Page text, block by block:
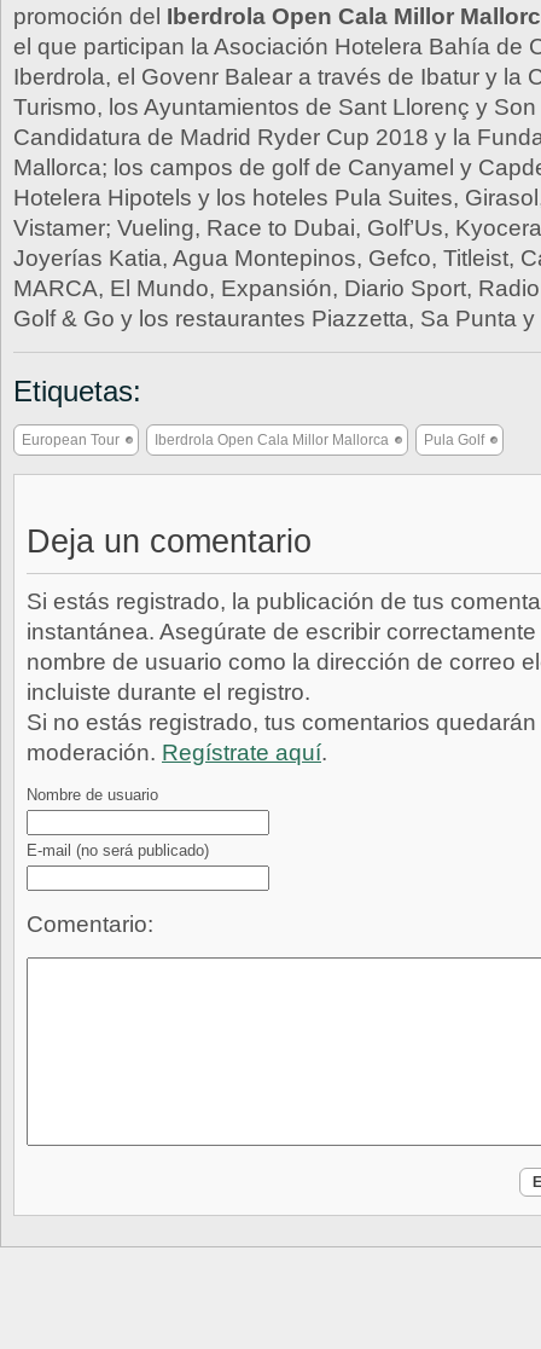
promoción del Iberdrola Open Cala Millor
el que participan la Asociación Hotelera Bahía de
Iberdrola, el Govenr Balear a través de Ibatur y la
Turismo, los Ayuntamientos de Sant Llorenç y
Candidatura de Madrid Ryder Cup 2018 y la
Mallorca; los campos de golf de Canyamel y
Hotelera Hipotels y los hoteles Pula Suites,
Vistamer; Vueling, Race to Dubai, Golf’Us,
Joyerías Katia, Agua Montepinos, Gefco, Titleist,
MARCA, El Mundo, Expansión, Diario Sport,
Golf & Go y los restaurantes Piazzetta, Sa Punta
Etiquetas:
European Tour Iberdrola Open Cala Millor Mallorca Pula Golf
Deja un comentario
Si estás registrado, la publicación de tus
instantánea. Asegúrate de escribir
nombre de usuario como la dirección de correo
incluiste durante el registro.
Si no estás registrado, tus comentarios
moderación. Regístrate aquí.
Nombre de usuario
E-mail (no será publicado)
Comentario: